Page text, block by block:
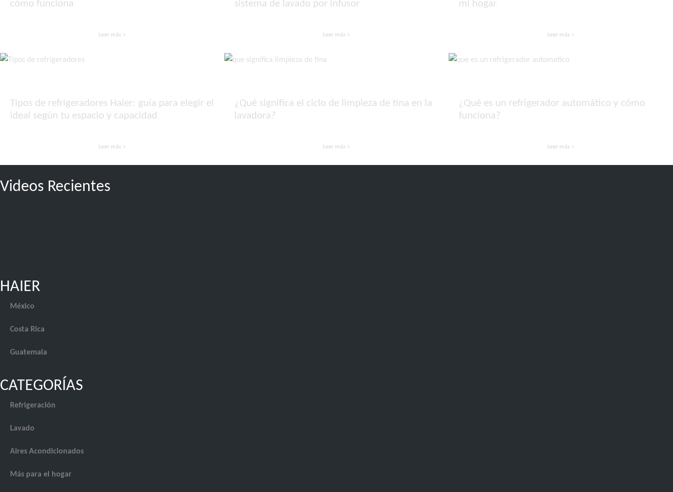
cómo funciona
Leer más >
sistema de lavado por infusor
Leer más >
mi hogar
Leer más >
Tipos de refrigeradores Haier: guía para elegir el
ideal según tu espacio y capacidad
Leer más >
¿Qué significa el ciclo de limpieza de tina en la
lavadora?
Leer más >
¿Qué es un refrigerador automático y cómo
funciona?
Leer más >
Videos Recientes
HAIER
México
Costa Rica
Guatemala
CATEGORÍAS
Refrigeración
Lavado
Aires Acondicionados
Más para el hogar